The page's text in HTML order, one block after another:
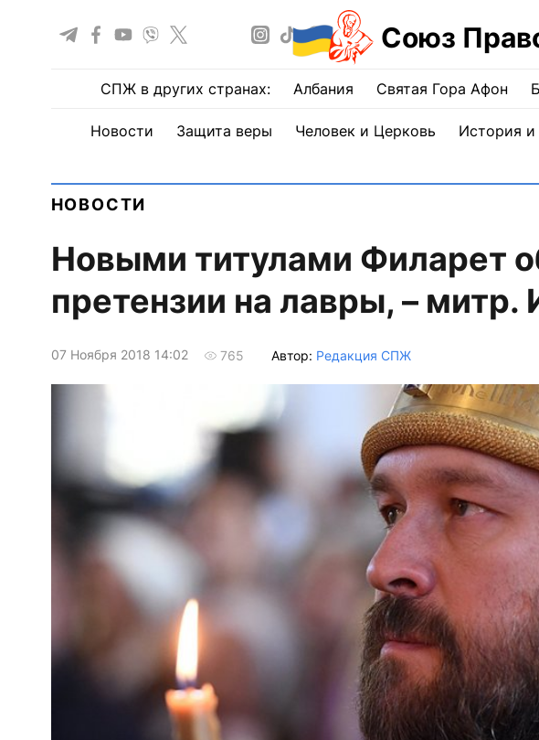
Союз
СПЖ в других странах: Албания Святая Гора Афон
Новости Защита веры Человек и Церковь История и
НОВОСТИ
Новыми титулами Филарет
претензии на лавры, – митр.
07 Ноября 2018 14:02 765 Автор: Редакция СПЖ